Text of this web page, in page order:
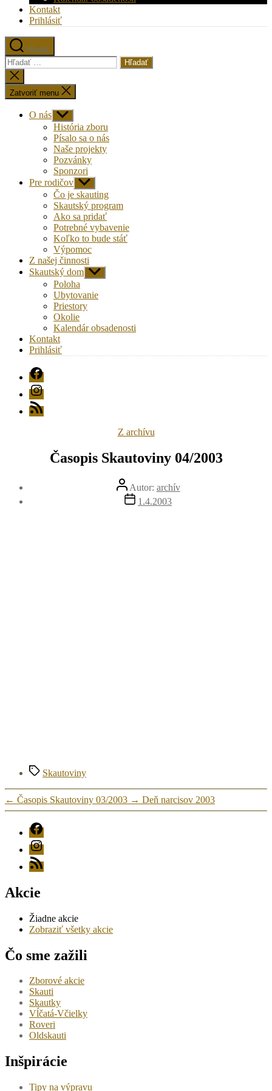
Kontakt
Prihlásiť
Hľadať
Vyhľadať:
Zatvoriť
vyhľadávanie
Zatvoriť menu
O nás Zobraziť
druhú
úroveň
navigácie
História zboru
Písalo sa o nás
Naše projekty
Pozvánky
Sponzori
Pre rodičov Zobraziť
druhú
úroveň
navigácie
Čo je skauting
Skautský program
Ako sa pridať
Potrebné vybavenie
Koľko to bude stáť
Výpomoc
Z našej činnosti
Skautský dom Zobraziť
druhú
úroveň
navigácie
Poloha
Ubytovanie
Priestory
Okolie
Kalendár obsadenosti
Kontakt
Prihlásiť
FB
Instagram
RSS
Kategórie
Z archívu
Časopis Skautoviny 04/2003
Autor
článku
Autor: archív
Dátum
článku
1.4.2003
ZnačkySkautoviny
← Časopis Skautoviny 03/2003 → Deň narcisov 2003
FB
Instagram
RSS
Akcie
Žiadne akcie
Zobraziť všetky akcie
Čo sme zažili
Zborové akcie
Skauti
Skautky
Vĺčatá-Včielky
Roveri
Oldskauti
Inšpirácie
Tipy na výpravu